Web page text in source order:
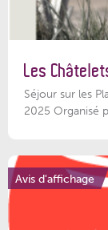
Les
Séjour sur les
2025 Organisé
Avis d'affichage